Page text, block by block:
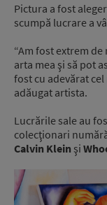
Pictura a fost
scumpă lucrare a
“Am fost extrem
arta mea şi să pot
fost cu adevărat
adăugat artista.
Lucrările sale au
colecţionari
Calvin Klein şi